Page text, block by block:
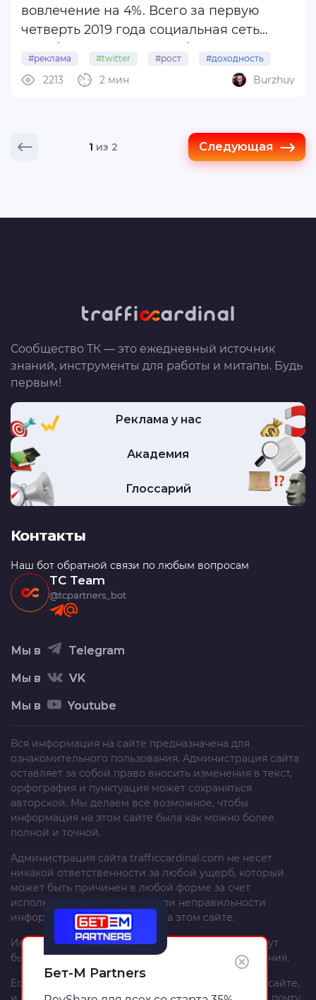
вовлечение на 4%. Всего за первую
четверть 2019 года социальная сеть
миллионов долларов.
инструментов Twitter. Рекламодатели
#реклама #twitter #рост #доходность
2 мин
2213 Burzhuy
1 из 2 Следующая
Сообщество ТК — это ежедневный источник
знаний, инструменты для работы и митапы. Будь
первым!
Реклама у нас
Академия
Глоссарий
Контакты
Наш бот обратной связи по любым вопросам
TC Team
@tcpartners_bot
Мы в Telegram
Мы в VK
Мы в Youtube
Вся информация на сайте предназначена для
ознакомительного пользования. Администрация сайта
оставляет за собой право вносить изменения в текст,
орфография и пунктуация может сохраняться
авторской. Мы делаем все возможное, чтобы
информация на этом сайте была как можно более
полной и точной.
Администрация сайта trafficcardinal.com не несет
никакой ответственности за любой ущерб, который
может быть причинен в любой форме за счет
использования, неполноты или неправильности
информации, размещенной на этом сайте.
Информация и рекомендации на этом сайте могут
быть изменены без предварительного уведомления.
Если вы – автор материала, опубликованного на сайте,
Бет-М Partners